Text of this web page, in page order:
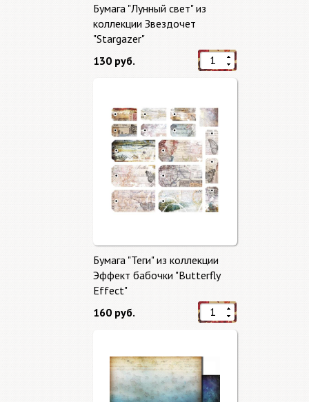
Бумага "Лунный свет" из
коллекции Звездочет
"Stargazer"
130 руб.
Бумага "Теги" из коллекции
Эффект бабочки "Butterfly
Effect"
160 руб.